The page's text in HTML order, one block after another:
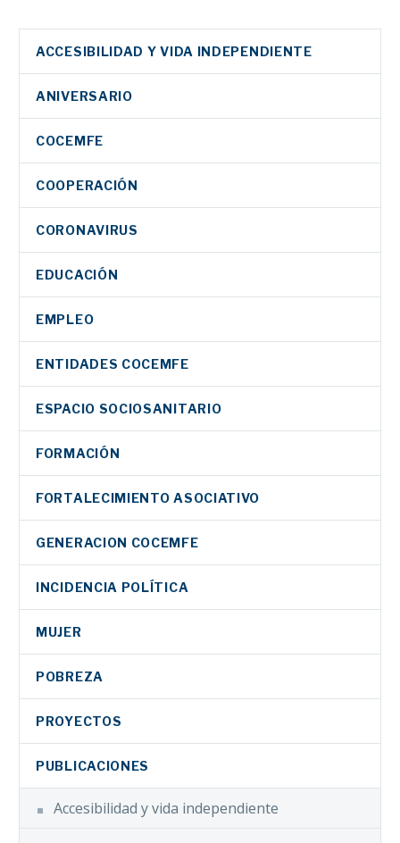
ACCESIBILIDAD Y VIDA INDEPENDIENTE
ANIVERSARIO
COCEMFE
COOPERACIÓN
CORONAVIRUS
EDUCACIÓN
EMPLEO
ENTIDADES COCEMFE
ESPACIO SOCIOSANITARIO
FORMACIÓN
FORTALECIMIENTO ASOCIATIVO
GENERACION COCEMFE
INCIDENCIA POLÍTICA
MUJER
POBREZA
PROYECTOS
PUBLICACIONES
Accesibilidad y vida independiente